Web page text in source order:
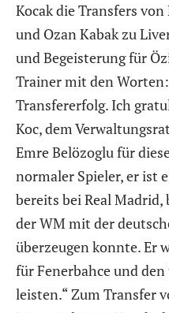
Kocak die Transfers
und Ozan Kabak zu
und Begeisterung für
Trainer mit den
Transfererfolg. Ich
Koc, dem
Emre Belözoglu für
normaler Spieler, er ist
bereits bei Real
der WM mit der
überzeugen konnte. Er
für Fenerbahce und
leisten.“ Zum Transfer